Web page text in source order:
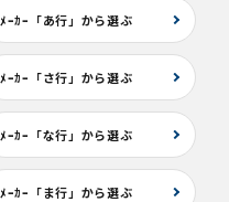
ﾒｰｶｰ「あ行」から選ぶ
ﾒｰｶｰ「さ行」から選ぶ
ﾒｰｶｰ「な行」から選ぶ
ﾒｰｶｰ「ま行」から選ぶ